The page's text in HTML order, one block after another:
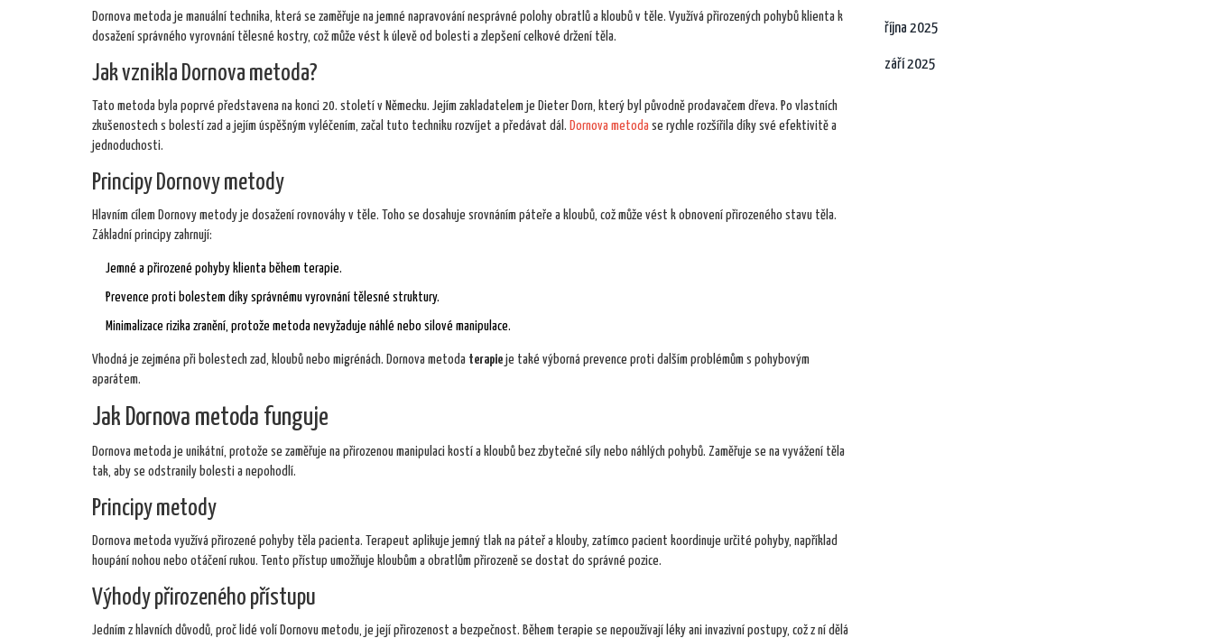
Dornova metoda je manuální technika, která se zaměřuje na jemné napravování nesprávné polohy obratlů a kloubů v těle. Využívá přirozených pohybů klienta k
dosažení správného vyrovnání tělesné kostry, což může vést k úlevě od bolesti a zlepšení celkové držení těla.
Jak vznikla Dornova metoda?
Tato metoda byla poprvé představena na konci 20. století v Německu. Jejím zakladatelem je Dieter Dorn, který byl původně prodavačem dřeva. Po vlastních
zkušenostech s bolestí zad a jejím úspěšným vyléčením, začal tuto techniku rozvíjet a předávat dál. Dornova metoda se rychle rozšířila díky své efektivitě a
jednoduchosti.
Principy Dornovy metody
Hlavním cílem Dornovy metody je dosažení rovnováhy v těle. Toho se dosahuje srovnáním páteře a kloubů, což může vést k obnovení přirozeného stavu těla.
Základní principy zahrnují:
Jemné a přirozené pohyby klienta během terapie.
Prevence proti bolestem díky správnému vyrovnání tělesné struktury.
Minimalizace rizika zranění, protože metoda nevyžaduje náhlé nebo silové manipulace.
Vhodná je zejména při bolestech zad, kloubů nebo migrénách. Dornova metoda terapie je také výborná prevence proti dalším problémům s pohybovým
aparátem.
Jak Dornova metoda funguje
Dornova metoda je unikátní, protože se zaměřuje na přirozenou manipulaci kostí a kloubů bez zbytečné síly nebo náhlých pohybů. Zaměřuje se na vyvážení těla
tak, aby se odstranily bolesti a nepohodlí.
Principy metody
Dornova metoda využívá přirozené pohyby těla pacienta. Terapeut aplikuje jemný tlak na páteř a klouby, zatímco pacient koordinuje určité pohyby, například
houpání nohou nebo otáčení rukou. Tento přístup umožňuje kloubům a obratlům přirozeně se dostat do správné pozice.
Výhody přirozeného přístupu
Jedním z hlavních důvodů, proč lidé volí Dornovu metodu, je její přirozenost a bezpečnost. Během terapie se nepoužívají léky ani invazivní postupy, což z ní dělá
října 2025
září 2025